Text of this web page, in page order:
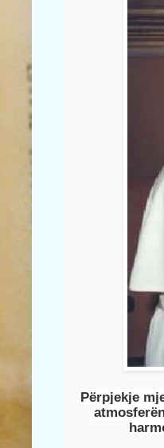
Përpjekje